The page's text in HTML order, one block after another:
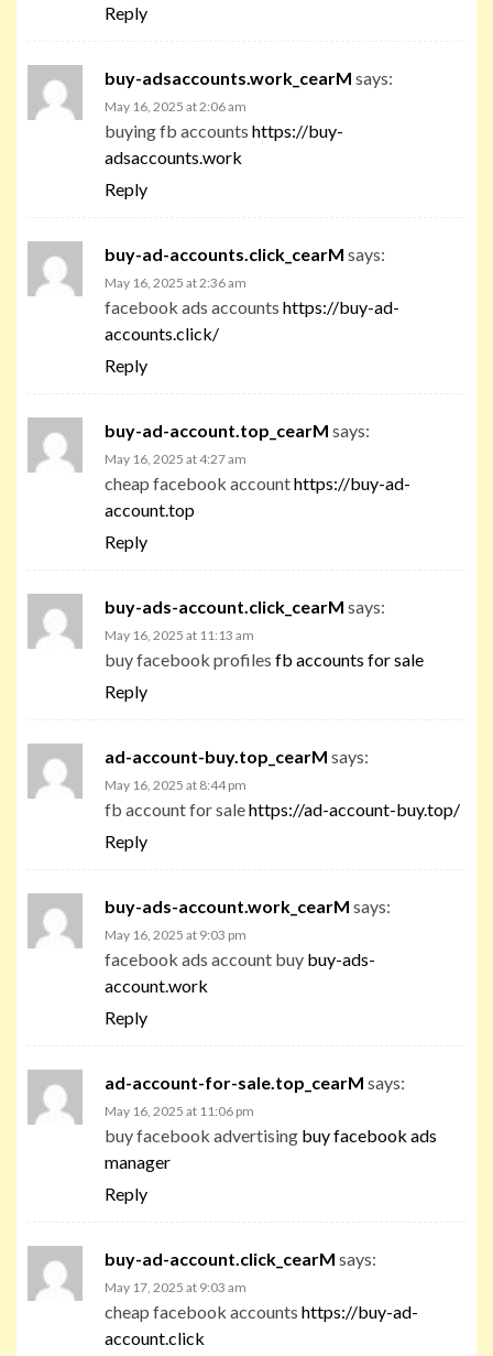
Reply
buy-adsaccounts.work_cearM says:
May 16, 2025 at 2:06 am
buying fb accounts https://buy-
adsaccounts.work
Reply
buy-ad-accounts.click_cearM says:
May 16, 2025 at 2:36 am
facebook ads accounts https://buy-ad-
accounts.click/
Reply
buy-ad-account.top_cearM says:
May 16, 2025 at 4:27 am
cheap facebook accounthttps://buy-ad-
account.top
Reply
buy-ads-account.click_cearM says:
May 16, 2025 at 11:13 am
buy facebook profiles fb accounts for sale
Reply
ad-account-buy.top_cearM says:
May 16, 2025 at 8:44 pm
fb account for salehttps://ad-account-buy.top/
Reply
buy-ads-account.work_cearM says:
May 16, 2025 at 9:03 pm
facebook ads account buy buy-ads-
account.work
Reply
ad-account-for-sale.top_cearM says:
May 16, 2025 at 11:06 pm
buy facebook advertising buy facebook ads
manager
Reply
buy-ad-account.click_cearM says:
May 17, 2025 at 9:03 am
cheap facebook accounts https://buy-ad-
account.click